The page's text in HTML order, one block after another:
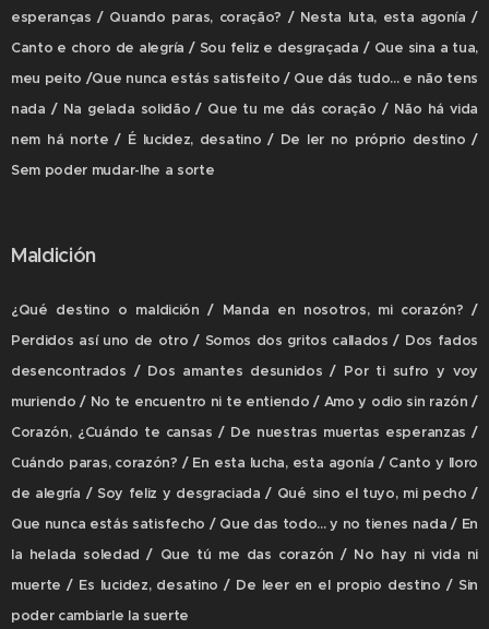
esperanças / Quando paras, coração? / Nesta luta, esta agonía /
Canto e choro de alegría / Sou feliz e desgraçada / Que sina a tua,
meu peito /Que nunca estás satisfeito / Que dás tudo... e não tens
nada / Na gelada solidão / Que tu me dás coração / Não há vida
nem há norte / É lucidez, desatino / De ler no próprio destino /
Sem poder mudar-lhe a sorte
Maldición
¿Qué destino o maldición / Manda en nosotros, mi corazón? /
Perdidos así uno de otro / Somos dos gritos callados / Dos fados
desencontrados / Dos amantes desunidos / Por ti sufro y voy
muriendo / No te encuentro ni te entiendo / Amo y odio sin razón /
Corazón, ¿Cuándo te cansas / De nuestras muertas esperanzas /
Cuándo paras, corazón? / En esta lucha, esta agonía / Canto y lloro
de alegría / Soy feliz y desgraciada / Qué sino el tuyo, mi pecho /
Que nunca estás satisfecho / Que das todo... y no tienes nada / En
la helada soledad / Que tú me das corazón / No hay ni vida ni
muerte / Es lucidez, desatino / De leer en el propio destino / Sin
poder cambiarle la suerte